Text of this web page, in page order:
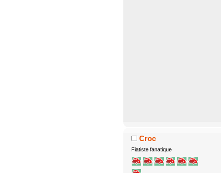
Croc
Fiatiste fanatique